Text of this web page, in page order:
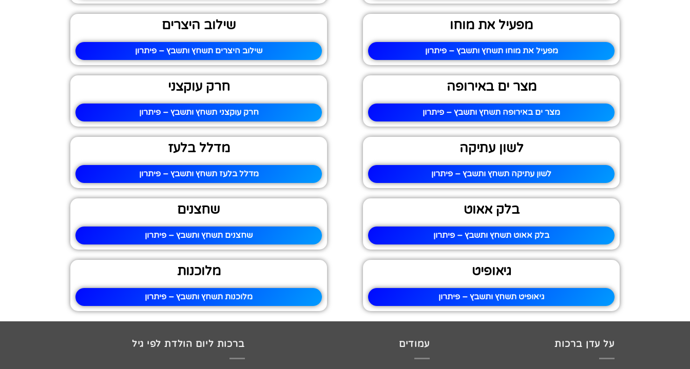
מפעיל את מוחו
מפעיל את מוחו תשחץ ותשבץ – פיתרון
שילוב היצרים
שילוב היצרים תשחץ ותשבץ – פיתרון
מצר ים באירופה
מצר ים באירופה תשחץ ותשבץ – פיתרון
חרק עוקצני
חרק עוקצני תשחץ ותשבץ – פיתרון
לשון עתיקה
לשון עתיקה תשחץ ותשבץ – פיתרון
מדלל בלעז
מדלל בלעז תשחץ ותשבץ – פיתרון
בלק אאוט
בלק אאוט תשחץ ותשבץ – פיתרון
שחצנים
שחצנים תשחץ ותשבץ – פיתרון
גיאופיט
גיאופיט תשחץ ותשבץ – פיתרון
מלוכנות
מלוכנות תשחץ ותשבץ – פיתרון
על עדן ברכות עמודים ברכות ליום הולדת לפי גיל